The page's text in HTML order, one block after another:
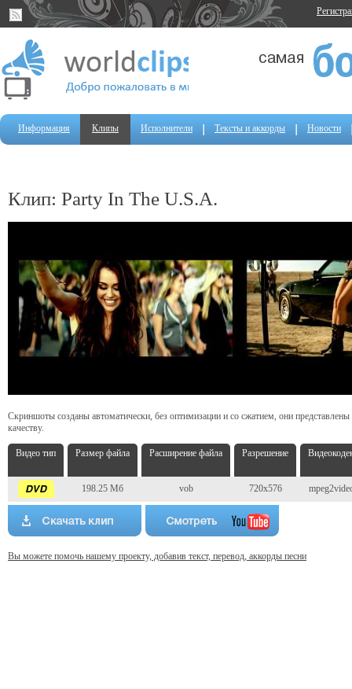
Информация Клипы Исполнители Тексты и аккорды Новости
Клип: Party In The U.S.A.
Скриншоты созданы автоматически, без оптимизации и со сжатием, они
качеству.
Видео тип Размер файла Расширение файла Разрешение
198.25 Мб vob 720x576
Вы можете помочь нашему проекту, добавив текст, перевод, аккорды песни